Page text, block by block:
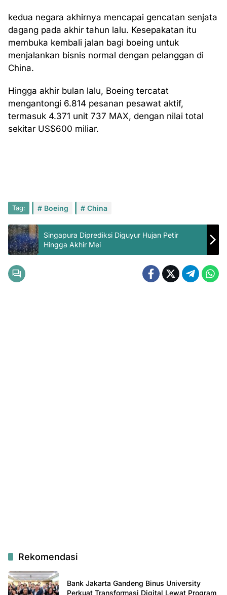
kedua negara akhirnya mencapai gencatan senjata
dagang pada akhir tahun lalu. Kesepakatan itu
membuka kembali jalan bagi boeing untuk
menjalankan bisnis normal dengan pelanggan di
China.
Hingga akhir bulan lalu, Boeing tercatat
mengantongi 6.814 pesanan pesawat aktif,
termasuk 4.371 unit 737 MAX, dengan nilai total
sekitar US$600 miliar.
Tag: Boeing China
Singapura Diprediksi Diguyur Hujan Petir
Hingga Akhir Mei
Rekomendasi
Bank Jakarta Gandeng Binus University
Perkuat Transformasi Digital Lewat Program